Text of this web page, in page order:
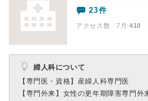
23件
アクセス数 7月:410 |
婦人科について
【専門医・資格】 産婦人科専門医
【専門外来】 女性の更年期障害専門外